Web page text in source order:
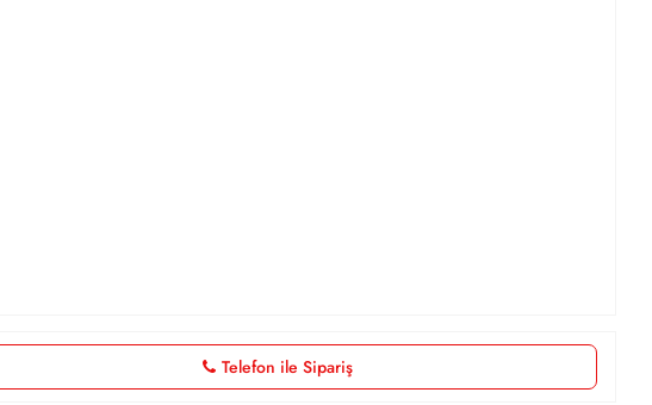
Telefon ile Sipariş